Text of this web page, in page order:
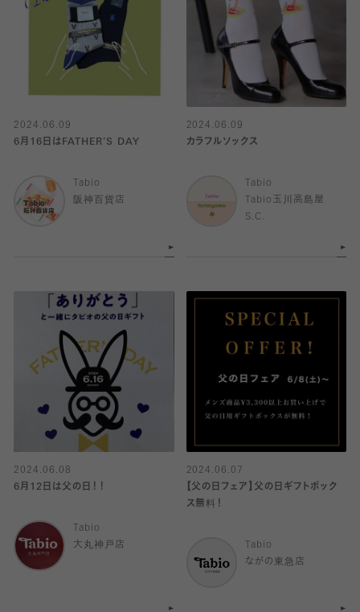
2024.06.09
6月16日はFATHER’S DAY
Tabio
阪神百貨店
2024.06.09
カラフルソックス
Tabio
Tabio玉川高島屋
S.C.
2024.06.08
6月12日は父の日！！
Tabio
大丸神戸店
2024.06.07
【父の日フェア】父の日ギフトボック
ス無料！
Tabio
ながの東急店